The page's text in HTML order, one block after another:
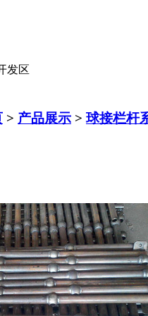
发区
> 产品展示 > 球接栏杆